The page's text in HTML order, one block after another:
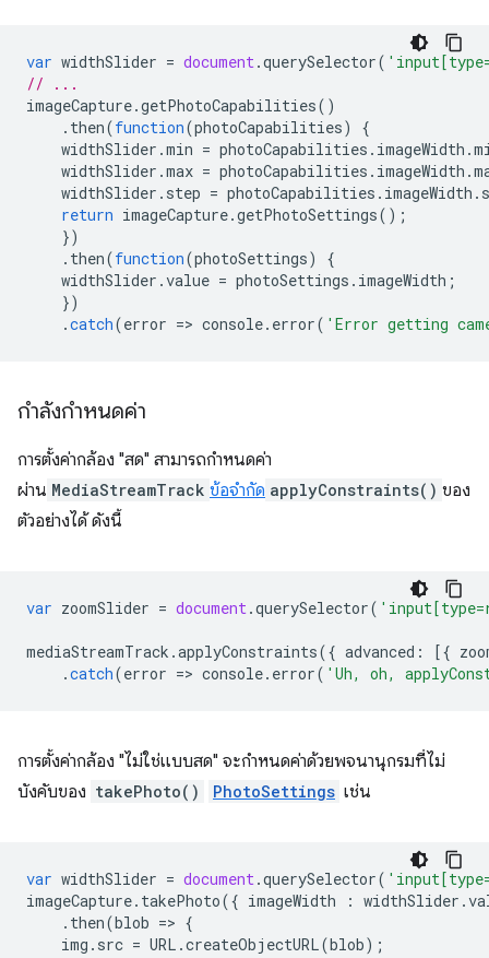
var widthSlider = document.querySelector(
// ...
imageCapture.getPhotoCapabilities()
. then(function(photoCapabilities)
{
widthSlider .min = photoCapabilities . imageWidth .
widthSlider .max = photoCapabilities . imageWidth .
widthSlider . step = photoCapabilities . imageWidth .
return imageCapture.getPhotoSettings();
})
. then(function(photoSettings)
{
widthSlider .value = photoSettings . imageWidth ;
})
.catch(error => console. error( 'Error getting
กำลังกำหนดค่า
การตั้งค่ากล้อง "สด" สามารถกําหนดค่า
ผ่าน MediaStreamTrack ข้อจํากัด applyConstraints() ของ
ตัวอย่างได้ ดังนี้
var zoomSlider = document.querySelector(
mediaStreamTrack .applyConstraints({ advanced : [{
.catch(error => console. error( 'Uh, oh,
การตั้งค่ากล้อง "ไม่ใช่แบบสด" จะกําหนดค่าด้วยพจนานุกรมที่ไม่
บังคับของ takePhoto() PhotoSettings เช่น
var widthSlider = document.querySelector(
imageCapture. takePhoto({ imageWidth : widthSlider .
. then(blob => {
img . src = URL .createObjectURL(blob);